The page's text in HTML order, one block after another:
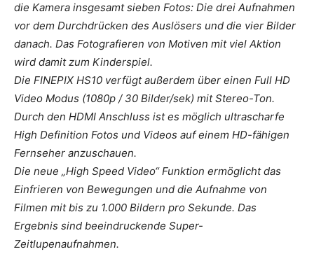
die Kamera insgesamt sieben Fotos: Die drei Aufnahmen
vor dem Durchdrücken des Auslösers und die vier Bilder
danach. Das Fotografieren von Motiven mit viel Aktion
wird damit zum Kinderspiel.
Die FINEPIX HS10 verfügt außerdem über einen Full HD
Video Modus (1080p / 30 Bilder/sek) mit Stereo-Ton.
Durch den HDMI Anschluss ist es möglich ultrascharfe
High Definition Fotos und Videos auf einem HD-fähigen
Fernseher anzuschauen.
Die neue „High Speed Video“ Funktion ermöglicht das
Einfrieren von Bewegungen und die Aufnahme von
Filmen mit bis zu 1.000 Bildern pro Sekunde. Das
Ergebnis sind beeindruckende Super-
Zeitlupenaufnahmen.